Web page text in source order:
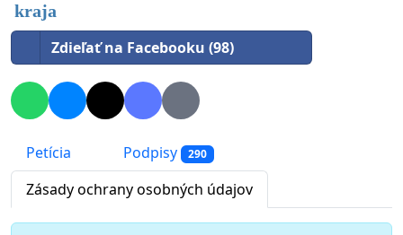
kraja
Zdieľať na Facebooku (98)
Petícia Podpisy 290
Zásady ochrany osobných údajov